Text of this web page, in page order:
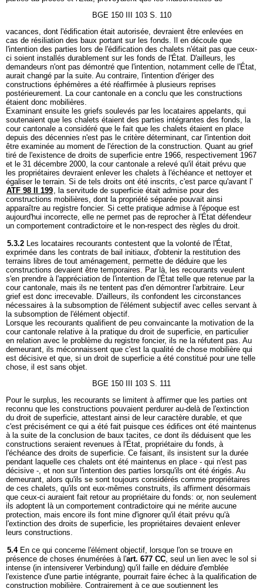
BGE 150 III 103 S. 110
vacances, dont l'édification était autorisée, devraient être enlevées en
cas de résiliation des baux portant sur les fonds. Il en découle que
l'intention des parties lors de l'édification des chalets n'était pas que ceux-
ci soient installés durablement sur les fonds de l'État. D'ailleurs, les
demandeurs n'ont pas démontré que l'intention, notamment celle de l'État,
aurait changé par la suite. Au contraire, l'intention d'ériger des
constructions éphémères a été réaffirmée à plusieurs reprises
postérieurement. La cour cantonale en a conclu que les constructions
étaient donc mobilières.
Examinant ensuite les griefs soulevés par les locataires appelants, qui
soutenaient que les chalets étaient des parties intégrantes des fonds, la
cour cantonale a considéré que le fait que les chalets étaient en place
depuis des décennies n'est pas le critère déterminant, car l'intention doit
être examinée au moment de l'érection de la construction. Quant au grief
tiré de l'existence de droits de superficie entre 1966, respectivement 1967
et le 31 décembre 2000, la cour cantonale a relevé qu'il était prévu que
les propriétaires devraient enlever les chalets à l'échéance et nettoyer et
égaliser le terrain. Si de tels droits ont été inscrits, c'est parce qu'avant l'
ATF 98 II 199, la servitude de superficie était admise pour des
constructions mobilières, dont la propriété séparée pouvait ainsi
apparaître au registre foncier. Si cette pratique admise à l'époque est
aujourd'hui incorrecte, elle ne permet pas de reprocher à l'État défendeur
un comportement contradictoire et le non-respect des règles du droit.
5.3.2 Les locataires recourants contestent que la volonté de l'État,
exprimée dans les contrats de bail initiaux, d'obtenir la restitution des
terrains libres de tout aménagement, permette de déduire que les
constructions devaient être temporaires. Par là, les recourants veulent
s'en prendre à l'appréciation de l'intention de l'État telle que retenue par la
cour cantonale, mais ils ne tentent pas d'en démontrer l'arbitraire. Leur
grief est donc irrecevable. D'ailleurs, ils confondent les circonstances
nécessaires à la subsomption de l'élément subjectif avec celles servant à
la subsomption de l'élément objectif.
Lorsque les recourants qualifient de peu convaincante la motivation de la
cour cantonale relative à la pratique du droit de superficie, en particulier
en relation avec le problème du registre foncier, ils ne la réfutent pas. Au
demeurant, ils méconnaissent que c'est la qualité de chose mobilière qui
est décisive et que, si un droit de superficie a été constitué pour une telle
chose, il est sans objet.
BGE 150 III 103 S. 111
Pour le surplus, les recourants se limitent à affirmer que les parties ont
reconnu que les constructions pouvaient perdurer au-delà de l'extinction
du droit de superficie, attestant ainsi de leur caractère durable, et que
c'est précisément ce qui a été fait puisque ces édifices ont été maintenus
à la suite de la conclusion de baux tacites, ce dont ils déduisent que les
constructions seraient revenues à l'État, propriétaire du fonds, à
l'échéance des droits de superficie. Ce faisant, ils insistent sur la durée
pendant laquelle ces chalets ont été maintenus en place - qui n'est pas
décisive -, et non sur l'intention des parties lorsqu'ils ont été érigés. Au
demeurant, alors qu'ils se sont toujours considérés comme propriétaires
de ces chalets, qu'ils ont eux-mêmes construits, ils affirment désormais
que ceux-ci auraient fait retour au propriétaire du fonds: or, non seulement
ils adoptent là un comportement contradictoire qui ne mérite aucune
protection, mais encore ils font mine d'ignorer qu'il était prévu qu'à
l'extinction des droits de superficie, les propriétaires devaient enlever
leurs constructions.
5.4 En ce qui concerne l'élément objectif, lorsque l'on se trouve en
présence de choses énumérées à l'art. 677 CC, seul un lien avec le sol si
intense (in intensiverer Verbindung) qu'il faille en déduire d'emblée
l'existence d'une partie intégrante, pourrait faire échec à la qualification de
construction mobilière. Contrairement à ce que soutiennent les